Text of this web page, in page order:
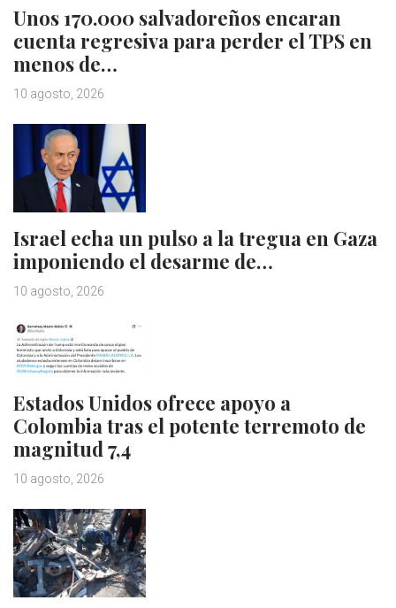
Unos 170.000 salvadoreños encaran
cuenta regresiva para perder el TPS en
menos de…
10 agosto, 2026
Israel echa un pulso a la tregua en Gaza
imponiendo el desarme de…
10 agosto, 2026
Estados Unidos ofrece apoyo a
Colombia tras el potente terremoto de
magnitud 7,4
10 agosto, 2026